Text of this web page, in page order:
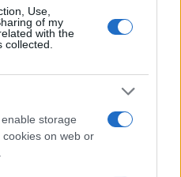
Use,
of my
with the
storage
on web or